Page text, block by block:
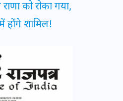
को रोका गया,
होंगे शामिल!